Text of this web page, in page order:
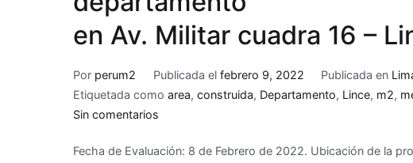
en Av. Militar cuadra 16 –
Por perum2 Publicada el febrero 9, 2022 Publicada en
Etiquetada como area, construida, Departamento, Lince, m2,
Sin comentarios
de
Fecha de Evaluación: 8 de Febrero de 2022. Ubicación de la